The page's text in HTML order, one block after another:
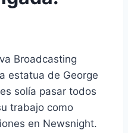
Broadcasting
estatua de George
solía pasar todos
trabajo como
en Newsnight.